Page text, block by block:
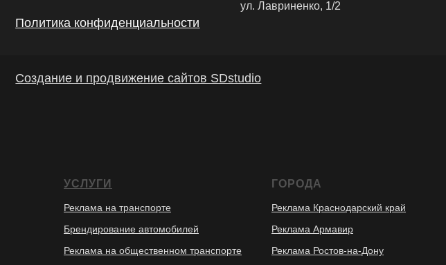
УСЛУГИ
Реклама на транспорте
Брендирование автомобилей
Реклама на общественном транспорте
ГОРОДА
Реклама Краснодарский край
Реклама Армавир
Реклама Ростов-на-Дону